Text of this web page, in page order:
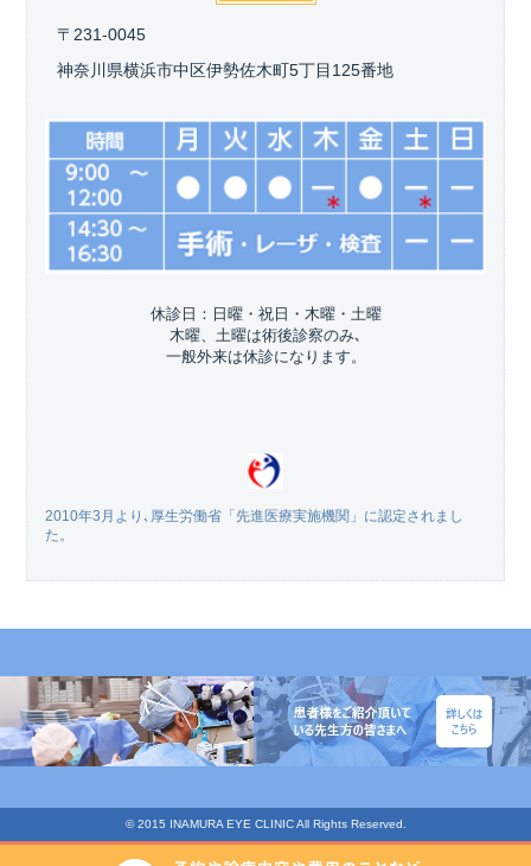
〒231-0045
神奈川県横浜市中区伊勢佐木町5丁目125番地
休診日：日曜・祝日・木曜・土曜
木曜、土曜は術後診察のみ､
一般外来は休診になります。
2010年3月より､厚生労働省「先進医療実施機関」に認定されまし
た。
© 2015 INAMURA EYE CLINIC All Rights Reserved.